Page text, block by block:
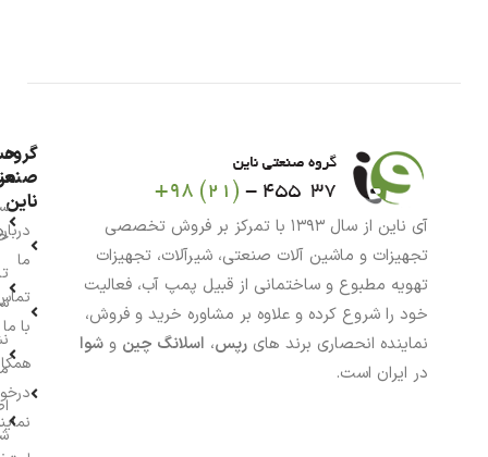
آی ناین از سال ۱۳۹۳ با تمرکز بر فروش تخصصی
تجهیزات و ماشین آلات صنعتی، شیرآلات، تجهیزات
تهویه مطبوع و ساختمانی از قبیل پمپ آب، فعالیت
خود را شروع کرده و علاوه بر مشاوره خرید و فروش،
نماینده انحصاری برند های رپس، اسلانگ چین و شوا
در ایران است.
گروه
ناین
ما
با ما